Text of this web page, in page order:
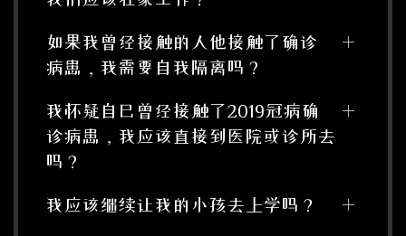
如果我曾经接触的人他接触了确诊
病患，我需要自我隔离吗？
我怀疑自己曾经接触了2019冠病确
诊病患，我应该直接到医院或诊所去
吗？
我应该继续让我的小孩去上学吗？